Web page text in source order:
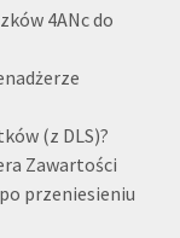
4ANc do
(z DLS)?
Zawartości
przeniesieniu